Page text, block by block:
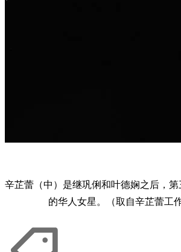
辛芷蕾（中）是继巩俐和叶德娴之后，
的华人女星。（取自辛芷蕾工